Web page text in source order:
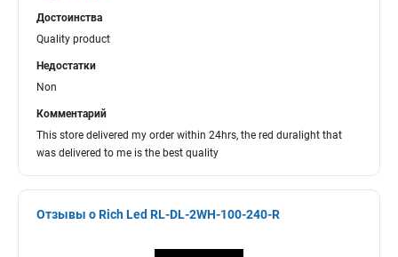
Достоинства
Quality product
Недостатки
Non
Комментарий
This store delivered my order within 24hrs, the red duralight that
was delivered to me is the best quality
Отзывы о Rich Led RL-DL-2WH-100-240-R